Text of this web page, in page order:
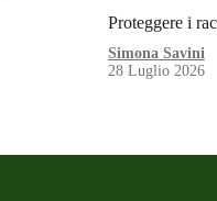
Proteggere i
Simona Savini
28 Luglio 2026